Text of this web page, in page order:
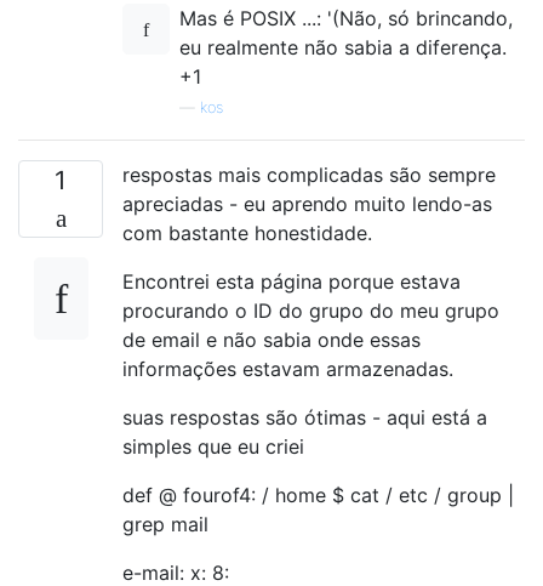
Mas é POSIX ...: '(Não, só brincando,
eu realmente não sabia a diferença.
+1
kos
1
respostas mais complicadas são sempre
apreciadas - eu aprendo muito lendo-as
com bastante honestidade.
Encontrei esta página porque estava
procurando o ID do grupo do meu grupo
de email e não sabia onde essas
informações estavam armazenadas.
suas respostas são ótimas - aqui está a
simples que eu criei
def @ fourof4: / home $ cat / etc / group |
grep mail
e-mail: x: 8: